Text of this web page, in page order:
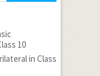
10
in Class